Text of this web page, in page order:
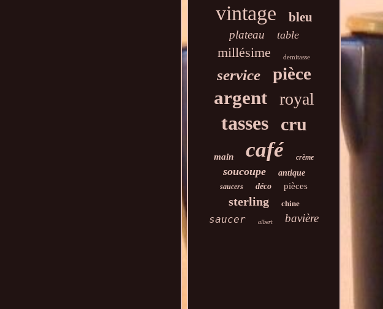
vintage bleu
plateau table
millésime demitasse
service pièce
argent royal
tasses cru
main café crème
soucoupe antique
saucers déco pièces
sterling chine
saucer albert bavière